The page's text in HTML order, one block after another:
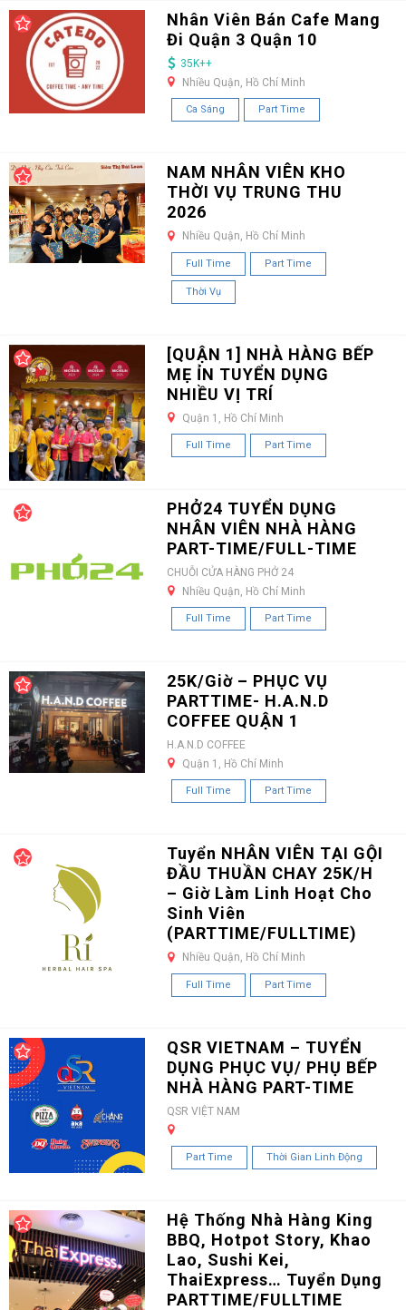
Nhân Viên Bán Cafe Mang
Đi Quận 3 Quận 10
35K++
Nhiều Quận, Hồ Chí Minh
Ca Sáng Part Time
NAM NHÂN VIÊN KHO
THỜI VỤ TRUNG THU
2026
Nhiều Quận, Hồ Chí Minh
Full Time Part Time
Thời Vụ
[QUẬN 1] NHÀ HÀNG BẾP
MẸ ỈN TUYỂN DỤNG
NHIỀU VỊ TRÍ
Quận 1, Hồ Chí Minh
Full Time Part Time
PHỞ24 TUYỂN DỤNG
NHÂN VIÊN NHÀ HÀNG
PART-TIME/FULL-TIME
CHUỖI CỬA HÀNG PHỞ 24
Nhiều Quận, Hồ Chí Minh
Full Time Part Time
25K/Giờ – PHỤC VỤ
PARTTIME- H.A.N.D
COFFEE QUẬN 1
H.A.N.D COFFEE
Quận 1, Hồ Chí Minh
Full Time Part Time
Tuyển NHÂN VIÊN TẠI GỘI
ĐẦU THUẦN CHAY 25K/H
– Giờ Làm Linh Hoạt Cho
Sinh Viên
(PARTTIME/FULLTIME)
Nhiều Quận, Hồ Chí Minh
Full Time Part Time
QSR VIETNAM – TUYỂN
DỤNG PHỤC VỤ/ PHỤ BẾP
NHÀ HÀNG PART-TIME
QSR VIỆT NAM
Part Time Thời Gian Linh Động
Hệ Thống Nhà Hàng King
BBQ, Hotpot Story, Khao
Lao, Sushi Kei,
ThaiExpress… Tuyển Dụng
PARTTIME/FULLTIME